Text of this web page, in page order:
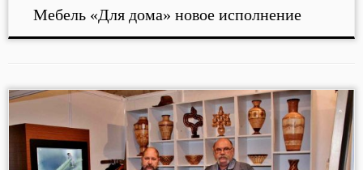
Мебель «Для дома» новое исполнение